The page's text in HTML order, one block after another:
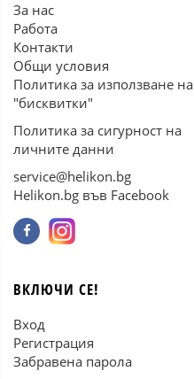
За нас
Работа
Контакти
Общи условия
Политика за използване на
"бисквитки"
Политика за сигурност на
личните данни
service@helikon.bg
Helikon.bg във Facebook
ВКЛЮЧИ СЕ!
Вход
Регистрация
Забравена парола